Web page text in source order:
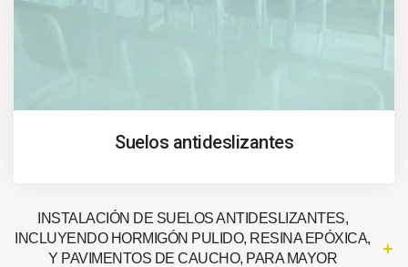
Suelos antideslizantes
INSTALACIÓN DE SUELOS ANTIDESLIZANTES,
INCLUYENDO HORMIGÓN PULIDO, RESINA EPÓXICA,
Y PAVIMENTOS DE CAUCHO, PARA MAYOR